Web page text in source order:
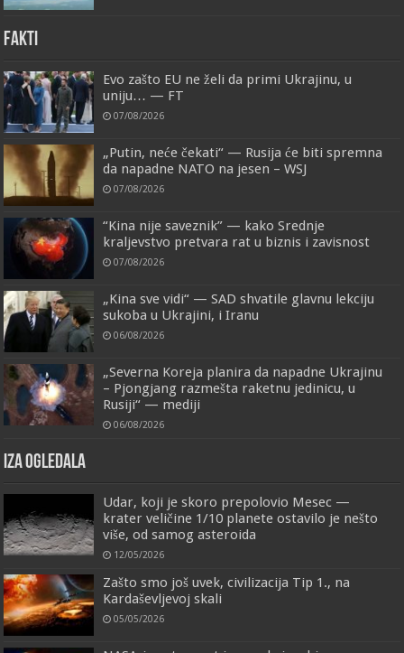
FAKTI
Evo zašto EU ne želi da primi Ukrajinu, u
uniju… — FT
07/08/2026
„Putin, neće čekati“ — Rusija će biti spremna
da napadne NATO na jesen – WSJ
07/08/2026
“Kina nije saveznik” — kako Srednje
kraljevstvo pretvara rat u biznis i zavisnost
07/08/2026
„Kina sve vidi“ — SAD shvatile glavnu lekciju
sukoba u Ukrajini, i Iranu
06/08/2026
„Severna Koreja planira da napadne Ukrajinu
– Pjongjang razmešta raketnu jedinicu, u
Rusiji“ — mediji
06/08/2026
IZA OGLEDALA
Udar, koji je skoro prepolovio Mesec —
krater veličine 1/10 planete ostavilo je nešto
više, od samog asteroida
12/05/2026
Zašto smo još uvek, civilizacija Tip 1., na
Kardaševljevoj skali
05/05/2026